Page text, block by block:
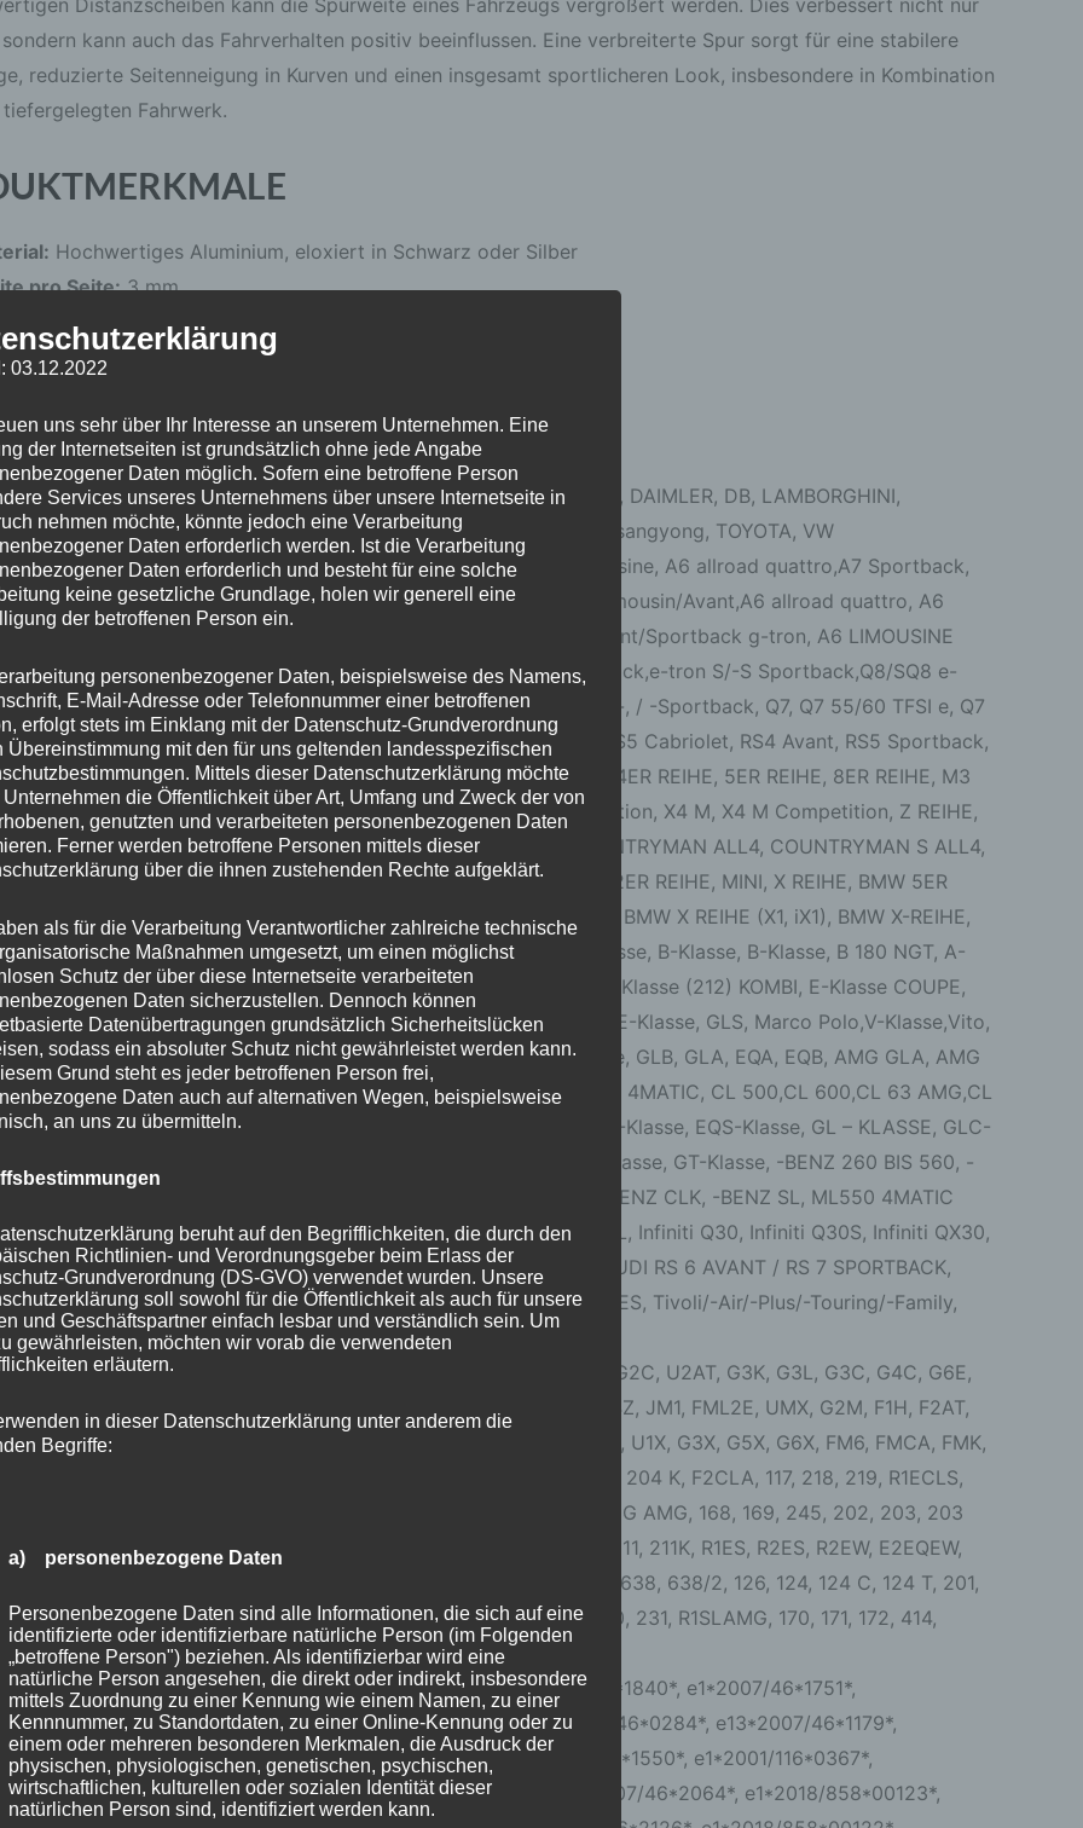
Distanzscheiben kann die Spurweite eines Fahrzeugs vergrößert werden. Dies verbessert nicht nur
kann auch das Fahrverhalten positiv beeinflussen. Eine verbreiterte Spur sorgt für eine stabilere
reduzierte Seitenneigung in Kurven und einen insgesamt sportlicheren Look, insbesondere in Kombination
Fahrwerk.
Hochwertiges Aluminium, eloxiert in Schwarz oder Silber
pro Seite:3 mm
pro Achse:
geprüft:Ja
FÜR
AUDI, AUDI AG, BMW, BMW AG, BMW M, BMW/ALU, CHRYSLER, DAIMLER, DB, LAMBORGHINI,
MERCEDES, NISSAN, PORSCHE, QUATTRO, SSANGYONG, Ssangyong, TOYOTA, VW
A5 Limousine/Avant, S5 Limousine/Avant, A6/S6 Avant/Limousine, A6 allroad quattro,A7 Sportback,
RS 6 Avant, RS 7 Sportback, A7/S7 Sportback,A6/S6 Limousin/Avant,A6 allroad quattro, A6
50/55 TFSI e, A8 L, A8, S8, A5,S5,A4,S4, A5,S5,A4,S4, A4/A5 Avant/Sportback g-tron, A6 LIMOUSINE
A8L, A8, S8, Q5 HYBRID, Q5,SQ5,SQ5 TDI, Q7, e-tron/-Sportback,e-tron S/-S Sportback,Q8/SQ8 e-
Sportback,e-tron Dakar, Q5-, SQ5-, Q5 50 TFSI e-, Q5 55 TFSI e-, / -Sportback, Q7, Q7 55/60 TFSI e, Q7
SQ7, Q8, Q8 55/60 TFSI e, SQ8,, Q7, RS Q8, AUDI RS5 Coupe, RS5 Cabriolet, RS4 Avant, RS5 Sportback,
E, Aceman SE, 1ER REIHE, 2ER REIHE, 2ER REIHE, 3ER REIHE, 4ER REIHE, 5ER REIHE, 8ER REIHE, M3
M4 REIHE, M8, X REIHE, X REIHE (X2, iX2), X3 M, X3 M Competition, X4 M, X4 M Competition, Z REIHE,
E, COOPER SE, Cooper SE, COUNTRYMAN C/D/E, JCW COUNTRYMAN ALL4, COUNTRYMAN S ALL4,
SE ALL4, M2, BMW 1ER REIHE, BMW 2ER REIHE, BMW 2ER REIHE, MINI, X REIHE, BMW 5ER
BMW 6ER REIHE, BMW 7ER REIHE, BMW I REIHE, BMW X REIHE, BMW X REIHE (X1, iX1), BMW X-REIHE,
C, Cooper S, JCW, MINI, 5, M5 Competition, CROSSFIRE, A-Klasse, B-Klasse, B-Klasse, B 180 NGT, A-
CLA, GLA, C-Klasse, CLA, CLA-Klasse, CLS-Klasse, E-Klasse, E-Klasse (212) KOMBI, E-Klasse COUPE,
GLC-Klasse, GLK-Klasse, EQC-Klasse, M-Klasse, GL-Klasse, GLE-Klasse, GLS, Marco Polo,V-Klasse,Vito,
Tourer, EQV, S-Klasse, VITO, VITO, VIANO, VITO,VIANO, B-Klasse, GLB, GLA, EQA, EQB, AMG GLA, AMG
Huracan, A 45 AMG 4MATIC, CLA 45 AMG 4MATIC, GLA 45 AMG 4MATIC, CL 500,CL 600,CL 63 AMG,CL
CL-KLASSE, CLE-Klasse, CLK-Klasse, DAIMLER-BENZ SL, EQE-Klasse, EQS-Klasse, GL – KLASSE, GLC-
GLE-Klasse, GLS-Klasse, M-Klasse, R-Klasse, MERCEDES SLS-Klasse, GT-Klasse, -BENZ 260 BIS 560, -
BAUREIHE 124, -BENZ BAUREIHE 201, -BENZ BAUREIHE 201E, -BENZ CLK, -BENZ SL, ML550 4MATIC
S- / CL-Klasse, SL-Klasse, SLK, SLK / SLC, VANEO, VITO E-CELL, Infiniti Q30, Infiniti Q30S, Infiniti QX30,
S, MACAN TURBO, MACAN S DIESEL, MACAN, MACAN GTS, AUDI RS 6 AVANT / RS 7 SPORTBACK,
RS5, R8 Coup?, R8 Spyder, Korando, KORANDO, KORANDO, TORRES, Tivoli/-Air/-Plus/-Touring/-Family,
XLV, TORRES, TORRES EVX, SUPRA, TOUAREG
F2, 4G, F8, B81, B8, 4G2, 4H, 8R2, 8R, 4L, GE, FY, JM5, F7, F2GC, G2C, U2AT, G3K, G3L, G3C, G4C, G6E,
G6L, G8C, G234M, F8CM, BMWi-N, G3XE, G3XN, U2X, F34XM, G4Z, JM1, FML2E, UMX, G2M, F1H, F2AT,
UKL-L, G5K, G5L, G6GT, 7L, G7L, BMWi-1, BMWi-2, F1X, F2X, G4X, U1X, G3X, G5X, G6X, FM6, FMCA, FMK,
FML4, FMX, F5LM, G7X, ZH, 176, F2A, 246, 245G, 204, 204 AMG, 204 K, F2CLA, 117, 218, 219, R1ECLS,
R1EC, 212K, 207, 204 X, 166, 639/2, 221, 639/4, 639, F2B, 724, 245G AMG, 168, 169, 245, 202, 203, 203
203 K, H0, R2CS, R2CW, 216, 215, R2CLECA, 209, 107, 210, 210 K, 211, 211K, R1ES, R2ES, R2EW, E2EQEW,
E2EQSW, E2EQSX, 164 G, R2CGLC, H1GLE, 163, 164, 251, 197, 638, 638/2, 126, 124, 124 C, 124 T, 201,
E, 201 EVOLUTION II, 208, 129, 258KW AT AWD, 140, 220, R2S, 230, 231, R1SLAMG, 170, 171, 172, 414,
4E, H15, 95B, 42, CK, CWN, CW, XK, CWJ, UK, JTSC, CR
Number:e1*2007/46*1801*, e1*2007/46*0436*, e1*2007/46*1840*, e1*2007/46*1751*,
46*1084*, e1*2001/116*0430*, e13*2007/46*1175*, e1*2007/46*0284*, e13*2007/46*1179*,
116*0473*, e1*2001/116*0350*, e1*2007/46*1914*, e1*2007/46*1550*, e1*2001/116*0367*,
116*0447*, e1*2018/858*00382*, e1*2018/858*00397*, e1*2007/46*2064*, e1*2018/858*00123*,
03.12.2022
uns sehr über Ihr Interesse an unserem Unternehmen. Eine
der Internetseiten ist grundsätzlich ohne jede Angabe
Daten möglich. Sofern eine betroffene Person
Services unseres Unternehmens über unsere Internetseite in
nehmen möchte, könnte jedoch eine Verarbeitung
Daten erforderlich werden. Ist die Verarbeitung
Daten erforderlich und besteht für eine solche
keine gesetzliche Grundlage, holen wir generell eine
der betroffenen Person ein.
personenbezogener Daten, beispielsweise des Namens,
E-Mail-Adresse oder Telefonnummer einer betroffenen
erfolgt stets im Einklang mit der Datenschutz-Grundverordnung
Übereinstimmung mit den für uns geltenden landesspezifischen
Mittels dieser Datenschutzerklärung möchte
Unternehmen die Öffentlichkeit über Art, Umfang und Zweck der von
genutzten und verarbeiteten personenbezogenen Daten
Ferner werden betroffene Personen mittels dieser
über die ihnen zustehenden Rechte aufgeklärt.
als für die Verarbeitung Verantwortlicher zahlreiche technische
Maßnahmen umgesetzt, um einen möglichst
Schutz der über diese Internetseite verarbeiteten
Daten sicherzustellen. Dennoch können
Datenübertragungen grundsätzlich Sicherheitslücken
sodass ein absoluter Schutz nicht gewährleistet werden kann.
Grund steht es jeder betroffenen Person frei,
Daten auch auf alternativen Wegen, beispielsweise
an uns zu übermitteln.
beruht auf den Begrifflichkeiten, die durch den
Richtlinien- und Verordnungsgeber beim Erlass der
Grundverordnung (DS-GVO) verwendet wurden. Unsere
soll sowohl für die Öffentlichkeit als auch für unsere
und Geschäftspartner einfach lesbar und verständlich sein. Um
gewährleisten, möchten wir vorab die verwendeten
erläutern.
in dieser Datenschutzerklärung unter anderem die
Begriffe:
a) personenbezogene Daten
Personenbezogene Daten sind alle Informationen, die sich auf eine
identifizierte oder identifizierbare natürliche Person (im Folgenden
„betroffene Person") beziehen. Als identifizierbar wird eine
natürliche Person angesehen, die direkt oder indirekt, insbesondere
mittels Zuordnung zu einer Kennung wie einem Namen, zu einer
Kennnummer, zu Standortdaten, zu einer Online-Kennung oder zu
einem oder mehreren besonderen Merkmalen, die Ausdruck der
physischen, physiologischen, genetischen, psychischen,
wirtschaftlichen, kulturellen oder sozialen Identität dieser
natürlichen Person sind, identifiziert werden kann.